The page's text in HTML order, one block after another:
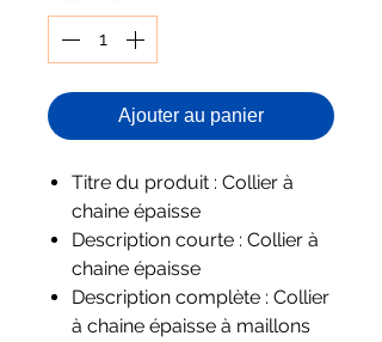
Ajouter au panier
Titre du produit : Collier à
chaine épaisse
Description courte : Collier à
chaine épaisse
Description complète : Collier
à chaine épaisse à maillons